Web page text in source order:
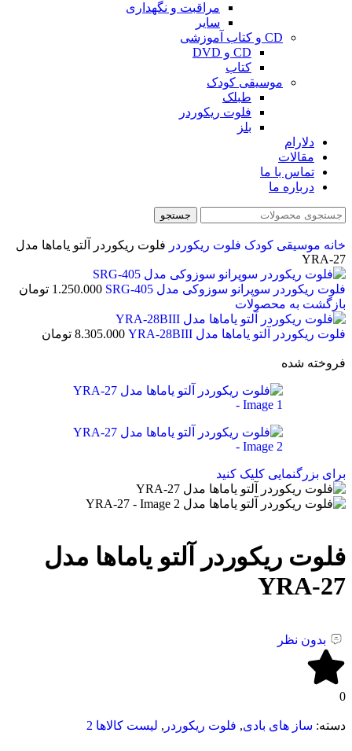
مراقبت و نگهداری
سایر
CD و کتاب آموزشی
CD و DVD
کتاب
موسیقی کودک
طبلک
فلوت ریکوردر
بلز
دلارام
مقالات
تماس با ما
درباره ما
جستجو
خانه موسیقی کودک فلوت ریکوردر فلوت ریکوردر آلتو یاماها مدل
YRA-27
فلوت ریکوردر سوپرانو سوزوکی مدل SRG-405 1.250.000 تومان
بازگشت به محصولات
فلوت ریکوردر آلتو یاماها مدل YRA-28BIII 8.305.000 تومان
فروخته شده
برای بزرگنمایی کلیک کنید
فلوت ریکوردر آلتو یاماها مدل
YRA-27
بدون نظر
0
دسته: ساز های بادی, فلوت ریکوردر , لیست کالاها 2